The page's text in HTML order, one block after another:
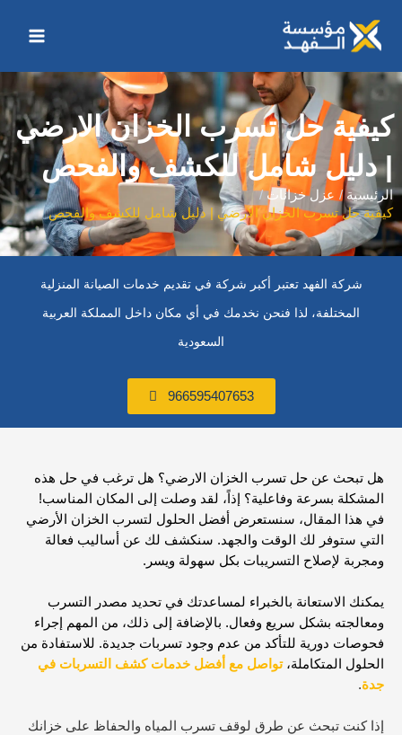
المحتوى
كيفية حل تسرب الخزان الارضي
| دليل شامل للكشف والفحص
الرئيسية
عزل خزانات
كيفية حل تسرب الخزان الارضي | دليل شامل للكشف والفحص
شركة الفهد تعتبر أكبر شركة في تقديم خدمات الصيانة المنزلية
المختلفة، لذا فنحن نخدمك في أي مكان داخل المملكة العربية
السعودية
966595407653
هل تبحث عن حل تسرب الخزان الارضي؟ هل ترغب في حل هذه
المشكلة بسرعة وفاعلية؟ إذاً، لقد وصلت إلى المكان المناسب!
في هذا المقال، سنستعرض أفضل الحلول لتسرب الخزان الأرضي
التي ستوفر لك الوقت والجهد. سنكشف لك عن أساليب فعالة
ومجربة لإصلاح التسريبات بكل سهولة ويسر.
يمكنك الاستعانة بالخبراء لمساعدتك في تحديد مصدر التسرب
ومعالجته بشكل سريع وفعال. بالإضافة إلى ذلك، من المهم إجراء
فحوصات دورية للتأكد من عدم وجود تسربات جديدة. للاستفادة من
الحلول المتكاملة، تواصل مع أفضل خدمات كشف التسربات في
جدة.
إذا كنت تبحث عن طرق لوقف تسرب المياه والحفاظ على خزانك